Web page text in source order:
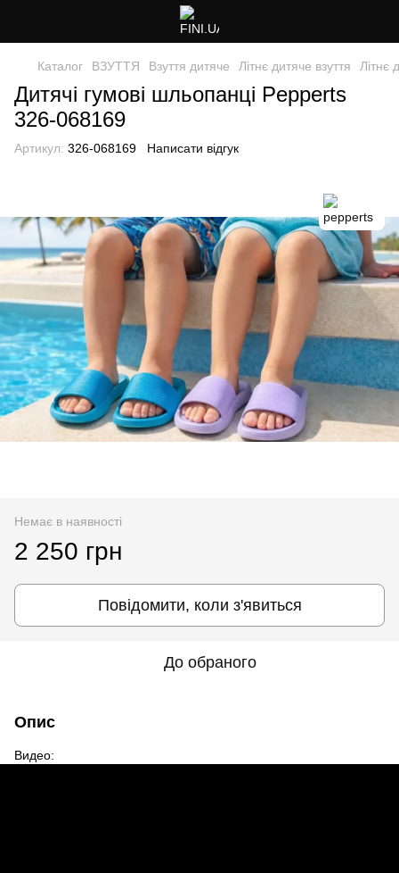
Каталог ВЗУТТЯ Взуття дитяче Літнє дитяче взуття Літнє
Дитячі гумові шльопанці Pepperts
326-068169
Артикул: 326-068169 Написати відгук
Немає в наявності
2 250 грн
Повідомити, коли з'явиться
До обраного
Опис
Видео: